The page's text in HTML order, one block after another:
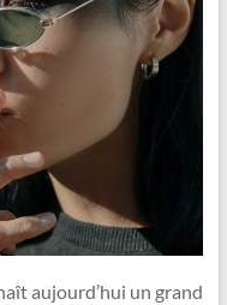
aujourd’hui un grand